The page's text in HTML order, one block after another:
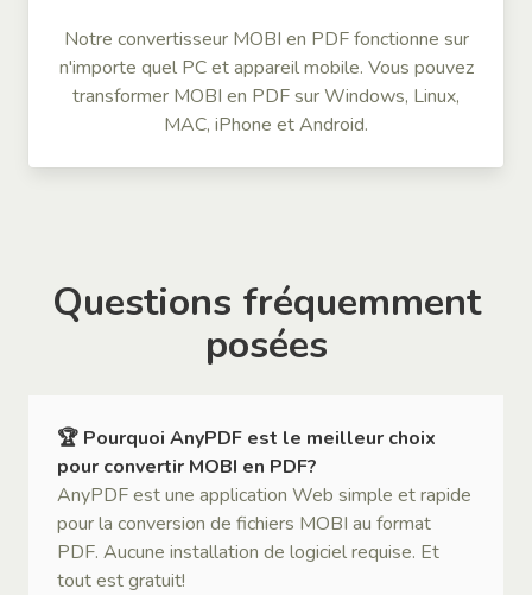
Notre convertisseur MOBI en PDF fonctionne sur
n'importe quel PC et appareil mobile. Vous pouvez
transformer MOBI en PDF sur Windows, Linux,
MAC, iPhone et Android.
Questions fréquemment
posées
🏆 Pourquoi AnyPDF est le meilleur choix
pour convertir MOBI en PDF?
AnyPDF est une application Web simple et rapide
pour la conversion de fichiers MOBI au format
PDF. Aucune installation de logiciel requise. Et
tout est gratuit!